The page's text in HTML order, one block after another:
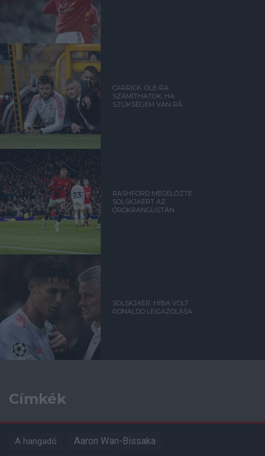
CARRICK: OLE-RA
SZÁMÍTHATOK, HA
SZÜKSÉGEM VAN RÁ
RASHFORD MEGELŐZTE
SOLSKJAERT AZ
ÖRÖKRANGLISTÁN
SOLSKJAER: HIBA VOLT
RONALDO LEIGAZOLÁSA
Címkék
A hangadó Aaron Wan-Bissaka